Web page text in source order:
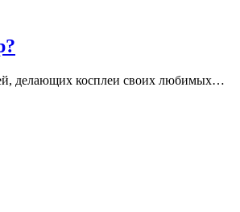
делающих косплеи своих любимых…